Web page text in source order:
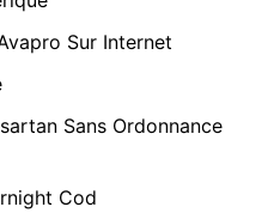
Sur Internet
Sans Ordonnance
Cod